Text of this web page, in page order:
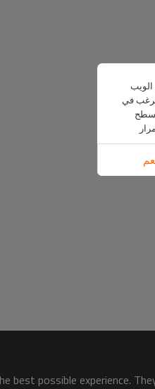
best possible experience.
ترغب في